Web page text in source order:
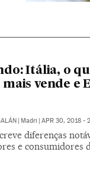
Itália, o
vende e
Madri APR 30, 2018 -
diferenças
e consumidores